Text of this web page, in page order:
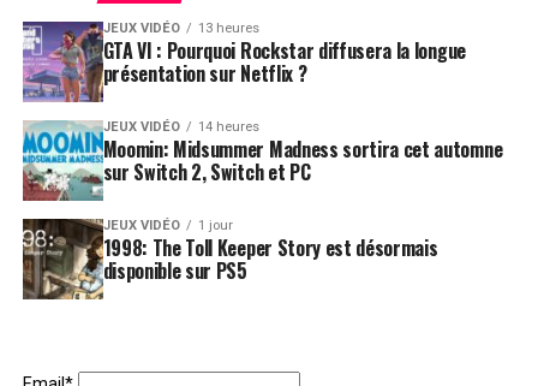
JEUX VIDÉO 13 heures
GTA VI : Pourquoi Rockstar diffusera la longue
présentation sur Netflix ?
JEUX VIDÉO 14 heures
Moomin: Midsummer Madness sortira cet automne
sur Switch 2, Switch et PC
JEUX VIDÉO 1 jour
1998: The Toll Keeper Story est désormais
disponible sur PS5